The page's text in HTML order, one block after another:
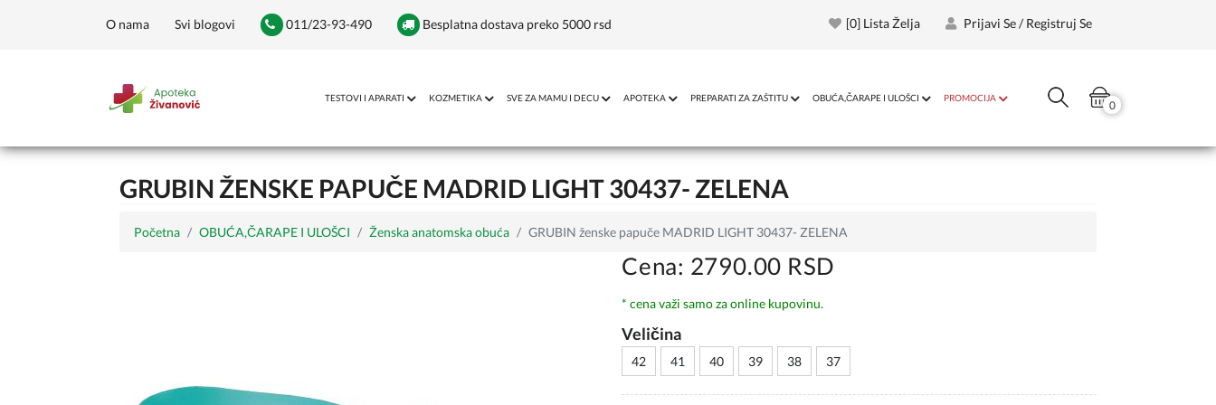
O nama Svi blogovi 011/23-93-490 Besplatna dostava preko 5000 rsd [0] Lista Želja Prijavi Se / Registruj Se
TESTOVI I APARATI KOZMETIKA SVE ZA MAMU I DECU APOTEKA PREPARATI ZA ZAŠTITU OBUĆA,ČARAPE I ULOŠCI PROMOCIJA
0
GRUBIN ŽENSKE PAPUČE MADRID LIGHT 30437- ZELENA
Početna OBUĆA,ČARAPE I ULOŠCI Ženska anatomska obuća GRUBIN ženske papuče MADRID LIGHT 30437- ZELENA
Cena: 2790.00 RSD
* cena važi samo za online kupovinu.
Veličina
42 41 40 39 38 37